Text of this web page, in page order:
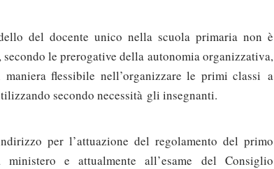
del docente unico nella scuola primaria non è
le prerogative della autonomia organizzativa,
maniera flessibile nell’organizzare le primi classi a
secondo necessità gli insegnanti.
per l’attuazione del regolamento del primo
e attualmente all’esame del Consiglio